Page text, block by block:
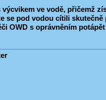
ve vodě, přičemž
se pod vodou cítili
OWD s oprávněním potápět